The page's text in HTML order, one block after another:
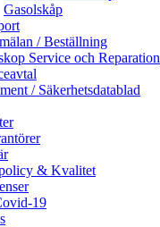
Gasolskåp
/ Beställning
Service och Reparation
/ Säkerhetsdatablad
& Kvalitet
19